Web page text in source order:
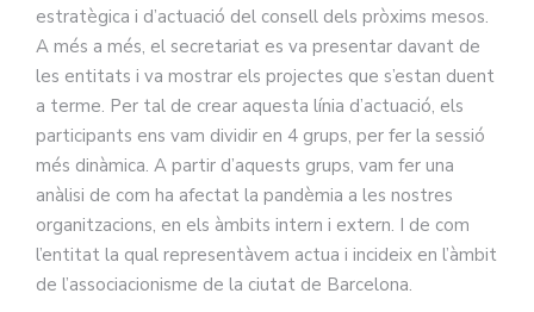
estratègica i d’actuació del consell dels pròxims mesos.
A més a més, el secretariat es va presentar davant de
les entitats i va mostrar els projectes que s’estan duent
a terme. Per tal de crear aquesta línia d’actuació, els
participants ens vam dividir en 4 grups, per fer la sessió
més dinàmica. A partir d’aquests grups, vam fer una
anàlisi de com ha afectat la pandèmia a les nostres
organitzacions, en els àmbits intern i extern. I de com
l’entitat la qual representàvem actua i incideix en l’àmbit
de l’associacionisme de la ciutat de Barcelona.